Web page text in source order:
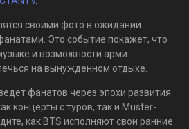
своими фото в ожидании
Это событие покажет, что
и возможности арми
на вынужденном отдыхе.
фанатов через эпохи развития
концерты с туров, так и Muster-
как BTS исполняют свои ранние